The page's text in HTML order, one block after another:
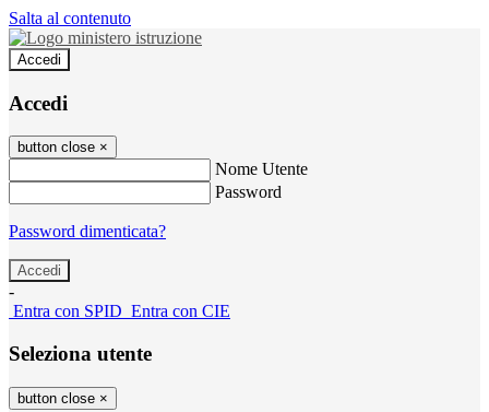
Salta al contenuto
Accedi
Accedi
button close ×
Nome Utente
Password
Password dimenticata?
-
Entra con SPID Entra con CIE
Seleziona utente
button close ×